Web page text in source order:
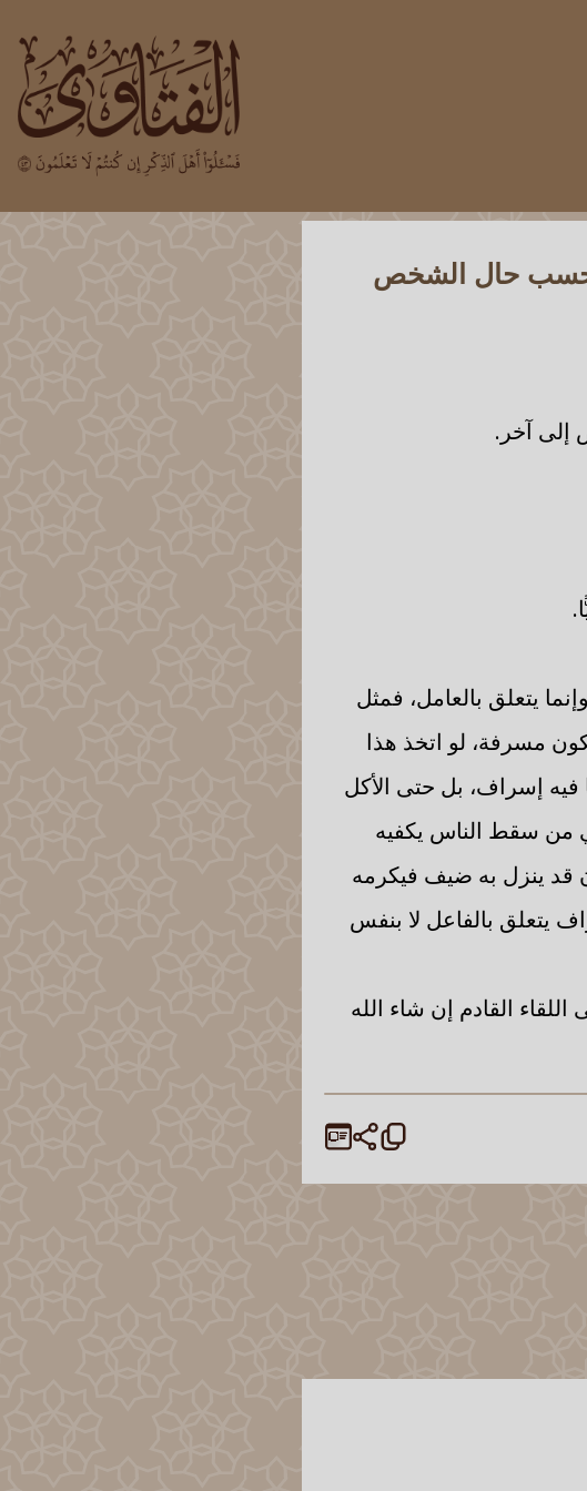
حال الشخص
إلى آخر.
يتعلق بالعامل، فمثل
مسرفة، لو اتخذ هذا
فيه إسراف، بل حتى الأكل
من سقط الناس يكفيه
قد ينزل به ضيف فيكرمه
يتعلق بالفاعل لا بنفس
القادم إن شاء الله